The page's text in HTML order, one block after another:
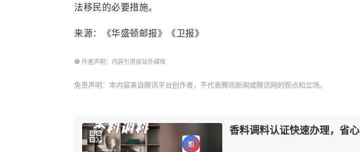
法移民的必要措施。
来源：《华盛顿邮报》《卫报》
作者声明：内容引用自站外媒体
免责声明：本内容来自腾讯平台创作者，不代表腾讯新闻或腾讯网的观点和立场。
香料调料认证快速办理，省心